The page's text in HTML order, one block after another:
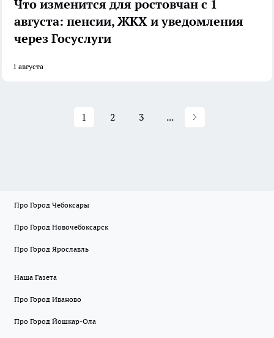
Что изменится для ростовчан с 1
августа: пенсии, ЖКХ и уведомления
через Госуслуги
1 августа
1 2 3 ...
Про Город Чебоксары
Про Город Новочебоксарск
Про Город Ярославль
Наша Газета
Про Город Иваново
Про Город Йошкар-Ола